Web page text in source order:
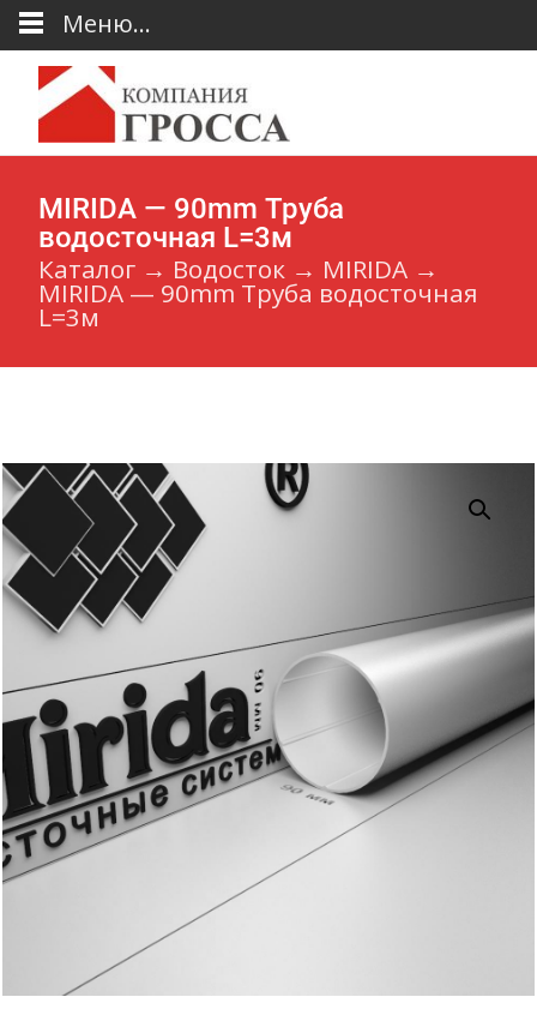
MIRIDA — 90mm Труба
водосточная L=3м
Каталог → Водосток → MIRIDA →
MIRIDA — 90mm Труба водосточная
L=3м
Меню...